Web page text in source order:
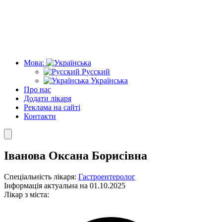
Мова:
Русский
Українська
Про нас
Додати лікаря
Реклама на сайті
Контакти
Іванова Оксана Борисівна
Спеціальність лікаря: Гастроентеролог
Інформація актуальна на 01.10.2025
Лікар з міста: